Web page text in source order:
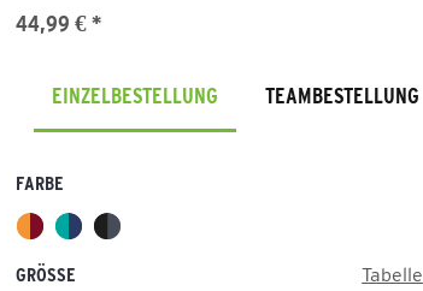
44,99 € *
EINZELBESTELLUNG TEAMBESTELLUNG
FARBE
GRÖSSE Tabelle